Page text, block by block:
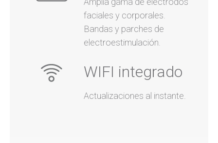
faciales y corporales.
Bandas y parches de
electroestimulación.
WIFI integrado
Actualizaciones al instante.